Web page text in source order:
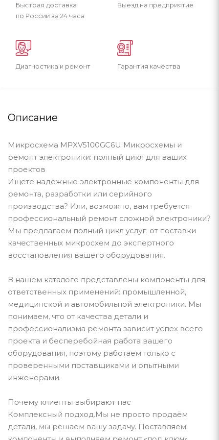
Быстрая доставка
по России за 24 часа
Выезд на предприятие
Диагностика и ремонт Гарантия качества
Описание
Микросхема MPXV5100GC6U Микросхемы и
ремонт электроники: полный цикл для ваших
проектов
Ищете надёжные электронные компоненты для
ремонта, разработки или серийного
производства? Или, возможно, вам требуется
профессиональный ремонт сложной электроники?
Мы предлагаем полный цикл услуг: от поставки
качественных микросхем до экспертного
восстановления вашего оборудования.
В нашем каталоге представлены компоненты для
ответственных применений: промышленной,
медицинской и автомобильной электроники. Мы
понимаем, что от качества детали и
профессионализма ремонта зависит успех всего
проекта и бесперебойная работа вашего
оборудования, поэтому работаем только с
проверенными поставщиками и опытными
инженерами.
Почему клиенты выбирают нас
Комплексный подход.Мы не просто продаём
детали, мы решаем вашу задачу. Поставляем